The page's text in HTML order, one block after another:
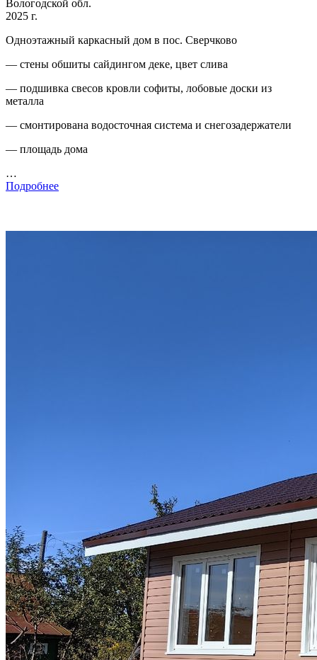
Вологодской обл.
2025 г.
Одноэтажный каркасный дом в пос. Сверчково
— стены обшиты сайдингом деке, цвет слива
— подшивка свесов кровли софиты, лобовые доски из
металла
— смонтирована водосточная система и снегозадержатели
— площадь дома
…
Подробнее